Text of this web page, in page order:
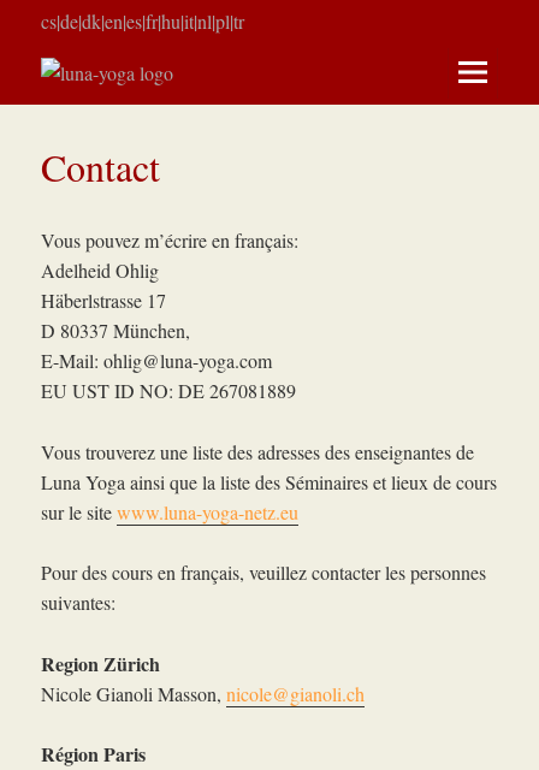
cs|de|dk|en|es|fr|hu|it|nl|pl|tr
MENU
Contact
Vous pouvez m’écrire en français:
Adelheid Ohlig
Häberlstrasse 17
D 80337 München,
E-Mail:ohlig@luna-yoga.com
EU UST ID NO: DE 267081889
Vous trouverez une liste des adresses des enseignantes de
Luna Yoga ainsi que la liste des Séminaires et lieux de cours
sur le sitewww.luna-yoga-netz.eu
Pour des cours en français, veuillez contacter les personnes
suivantes:
Region Zürich
Nicole Gianoli Masson,nicole@gianoli.ch
Région Paris